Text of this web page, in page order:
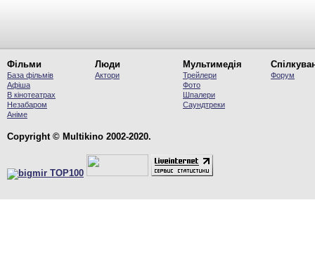
Фільми
База фільмів
Афіша
В кінотеатрах
Незабаром
Аніме
Люди
Актори
Мультимедія
Трейлери
Фото
Шпалери
Саундтреки
Форум
Copyright © Multikino 2002-2020.